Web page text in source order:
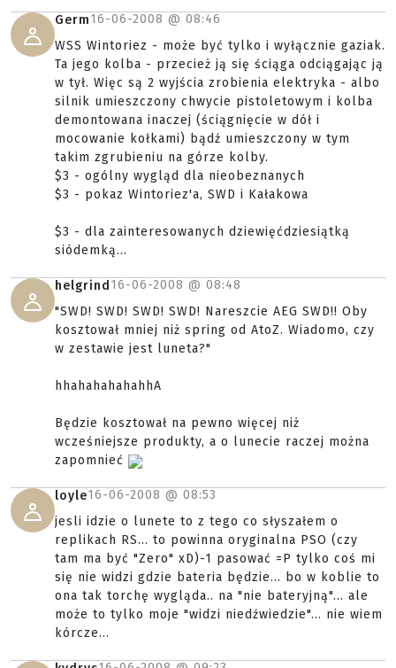
Germ16-06-2008 @ 08:46
WSS Wintoriez - może być tylko i wyłącznie gaziak.
Ta jego kolba - przecież ją się ściąga odciągając ją
w tył. Więc są 2 wyjścia zrobienia elektryka - albo
silnik umieszczony chwycie pistoletowym i kolba
demontowana inaczej (ściągnięcie w dół i
mocowanie kołkami) bądź umieszczony w tym
takim zgrubieniu na górze kolby.
$3 - ogólny wygląd dla nieobeznanych
$3 - pokaz Wintoriez'a, SWD i Kałakowa
$3 - dla zainteresowanych dziewięćdziesiątką
siódemką...
helgrind 16-06-2008 @ 08:48
"SWD! SWD! SWD! SWD! Nareszcie AEG SWD!! Oby
kosztował mniej niż spring od AtoZ. Wiadomo, czy
w zestawie jest luneta?"
hhahahahahahhA
Będzie kosztował na pewno więcej niż
wcześniejsze produkty, a o lunecie raczej można
zapomnieć
loyle16-06-2008 @ 08:53
jesli idzie o lunete to z tego co słyszałem o
replikach RS... to powinna oryginalna PSO (czy
tam ma być "Zero" xD)-1 pasować =P tylko coś mi
się nie widzi gdzie bateria będzie... bo w koblie to
ona tak torchę wygląda.. na "nie bateryjną"... ale
może to tylko moje "widzi niedźwiedzie"... nie wiem
kórcze...